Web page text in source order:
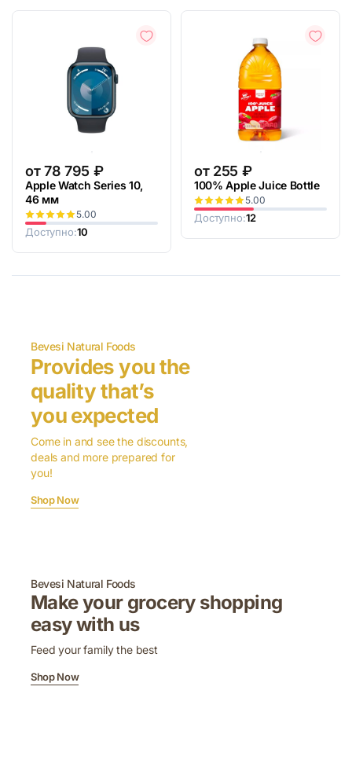
от78 795 ₽
Apple Watch Series 10,
46 мм
5.00
Доступно:10
от 255 ₽
100% Apple Juice Bottle
5.00
Доступно:12
Bevesi Natural Foods
Provides you the
quality that’s
you expected
Come in and see the discounts,
deals and more prepared for
you!
Shop Now
Bevesi Natural Foods
Make your grocery shopping
easy with us
Feed your family the best
Shop Now